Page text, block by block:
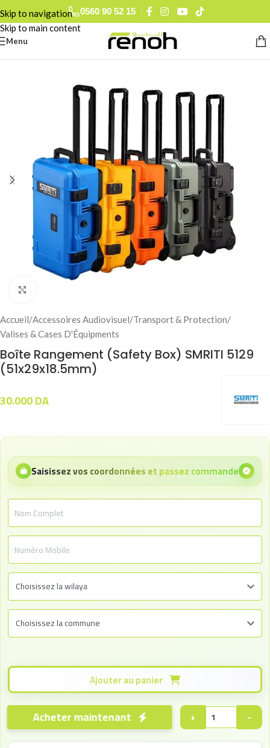
Skip to navigation
Skip to main content
0560 90 52 15
Menu
Accueil/Accessoires Audiovisuel/Transport & Protection/
Valises & Cases D'Équipments
Boîte Rangement (Safety Box) SMRITI 5129
(51x29x18.5mm)
30.000DA
Saisissez vos coordonnées et passez commande
−
+